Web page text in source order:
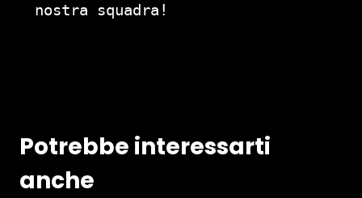
nostra squadra!
Potrebbe interessarti
anche